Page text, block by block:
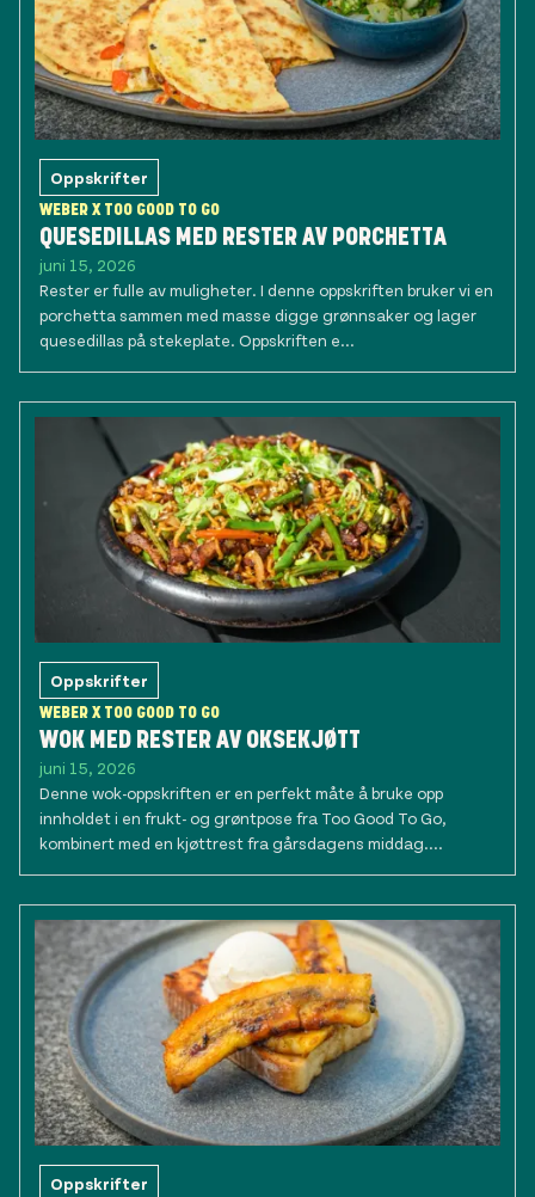
Oppskrifter
WEBER X TOO GOOD TO GO
QUESEDILLAS MED RESTER AV PORCHETTA
juni 15, 2026
Rester er fulle av muligheter. I denne oppskriften bruker vi en
porchetta sammen med masse digge grønnsaker og lager
quesedillas på stekeplate. Oppskriften e...
Oppskrifter
WEBER X TOO GOOD TO GO
WOK MED RESTER AV OKSEKJØTT
juni 15, 2026
Denne wok-oppskriften er en perfekt måte å bruke opp
innholdet i en frukt- og grøntpose fra Too Good To Go,
kombinert med en kjøttrest fra gårsdagens middag....
Oppskrifter